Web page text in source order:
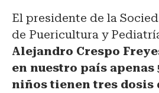
El presidente de la
de Puericultura y
Alejandro Crespo
en nuestro país apenas
niños tienen tres dosis